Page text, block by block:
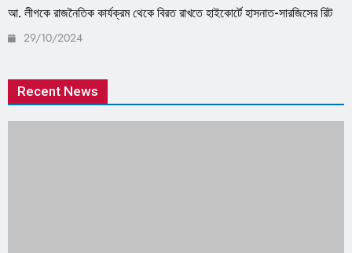
আ. লীগকে রাজনৈতিক কার্যক্রম থেকে বিরত রাখতে হাইকোর্টে হাসনাত-সারজিসের রিট
29/10/2024
Recent News